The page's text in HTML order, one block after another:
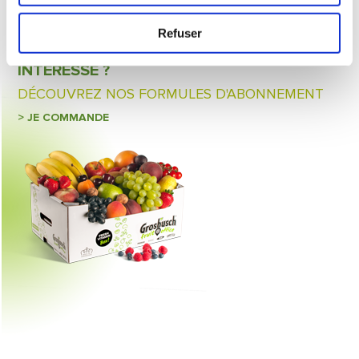
Refuser
INTÉRESSÉ ?
DÉCOUVREZ NOS FORMULES D'ABONNEMENT
> JE COMMANDE